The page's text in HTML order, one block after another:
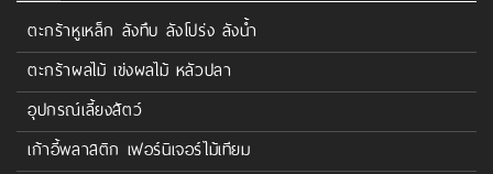
ตะกร้าหูเหล็ก ลังทึบ ลังโปร่ง ลังน้ำ
ตะกร้าผลไม้ เข่งผลไม้ หลัวปลา
อุปกรณ์เลี้ยงสัตว์
เก้าอี้พลาสติก เฟอร์นิเจอร์ไม้เทียม